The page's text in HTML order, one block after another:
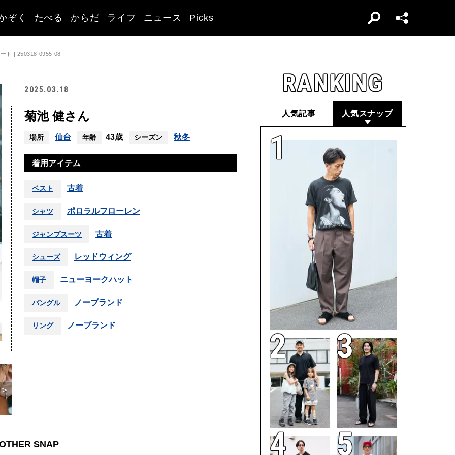
ぞく たべる からだ ライフ ニュース Picks
ト | 250318-0955-08
2025.03.18
菊池 健さん
場所 仙台 年齢 43歳 シーズン 秋冬
着用アイテム
ベスト 古着
シャツ ポロラルフローレン
ジャンプスーツ 古着
シューズ レッドウィング
帽子 ニューヨークハット
バングル ノーブランド
リング ノーブランド
SNAP
RANKING
人気記事 人気スナップ